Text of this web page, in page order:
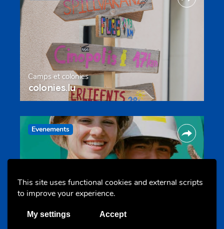
This site uses functional cookies and external scripts
to improve your experience.
My settings Accept
Camps et colonies
colonies.lu
Evenements
Les meilleurs projets jeunesse
jugendprais.lu